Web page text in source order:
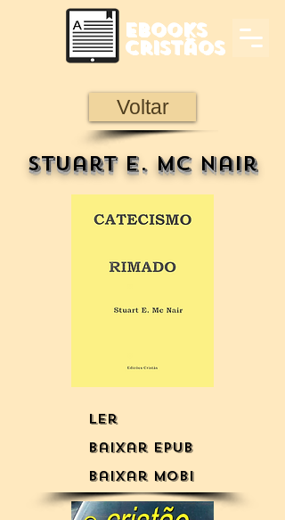
Ebooks
Cristãos
Voltar
Stuart E. Mc Nair
Ler
Baixar Epub
Baixar mobi